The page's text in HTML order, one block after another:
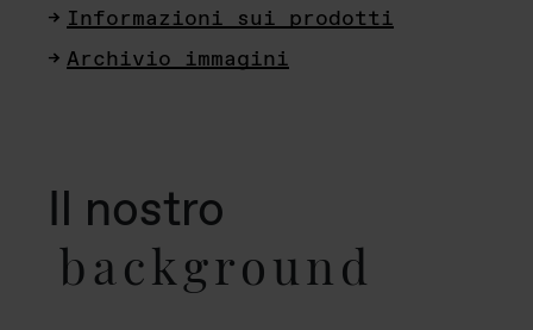
Informazioni sui prodotti
Archivio immagini
Il nostro
background